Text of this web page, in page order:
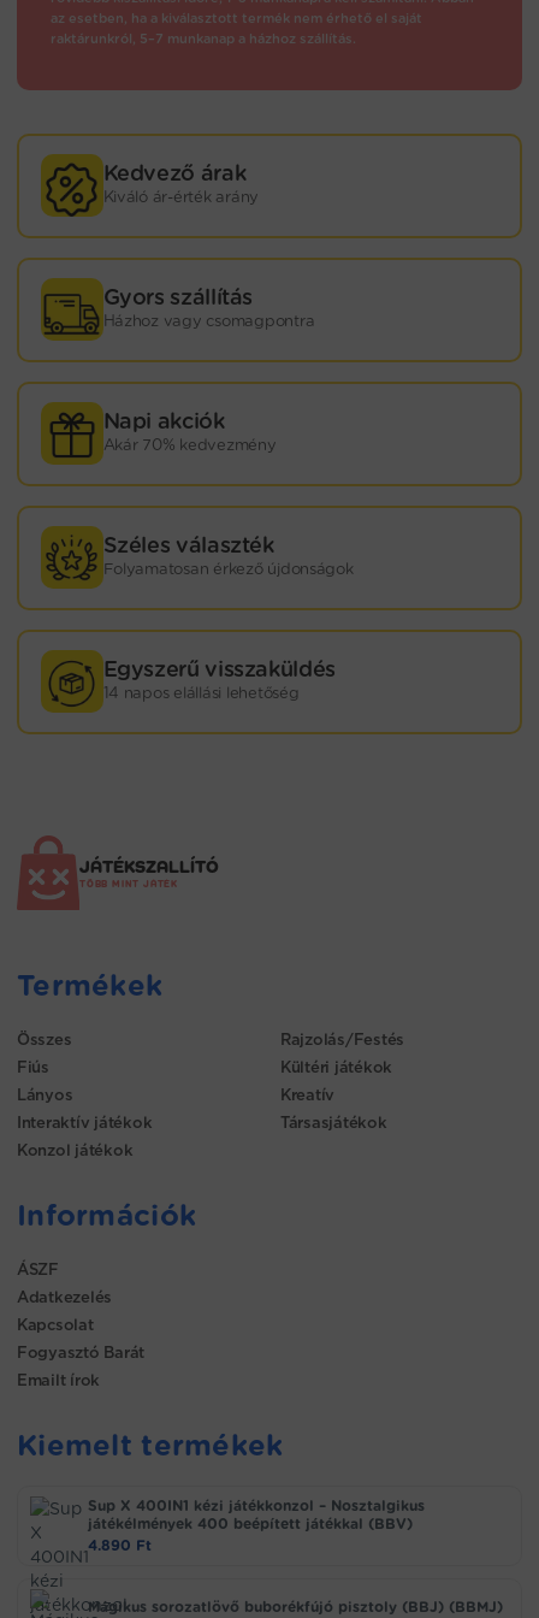
az esetben, ha a kiválasztott termék nem érhető el saját
raktárunkról, 5–7 munkanap a házhoz szállítás.
Kedvező árak
Kiváló ár-érték arány
Gyors szállítás
Házhoz vagy csomagpontra
Napi akciók
Akár 70% kedvezmény
Széles választék
Folyamatosan érkező újdonságok
Egyszerű visszaküldés
14 napos elállási lehetőség
JÁTÉKSZALLÍTÓ
TÖBB MINT JÁTÉK
Termékek
Összes
Fiús
Lányos
Interaktív játékok
Konzol játékok
Rajzolás/Festés
Kültéri játékok
Kreatív
Társasjátékok
Információk
ÁSZF
Adatkezelés
Kapcsolat
Fogyasztó Barát
Emailt írok
Kiemelt termékek
Sup X 400IN1 kézi játékkonzol – Nosztalgikus
játékélmények 400 beépített játékkal (BBV)
4.890 Ft
Mágikus sorozatlövő buborékfújó pisztoly (BBJ) (BBMJ)